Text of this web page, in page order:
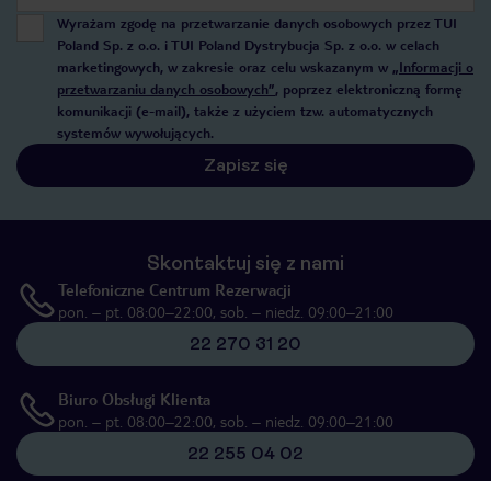
Wyrażam zgodę na przetwarzanie danych osobowych przez TUI
Poland Sp. z o.o. i TUI Poland Dystrybucja Sp. z o.o. w celach
marketingowych, w zakresie oraz celu wskazanym w „Informacji o
przetwarzaniu danych osobowych”, poprzez elektroniczną formę
komunikacji (e-mail), także z użyciem tzw. automatycznych
systemów wywołujących.
Zapisz się
Skontaktuj się z nami
Telefoniczne Centrum Rezerwacji
pon. – pt. 08:00–22:00, sob. – niedz. 09:00–21:00
22 270 31 20
Biuro Obsługi Klienta
pon. – pt. 08:00–22:00, sob. – niedz. 09:00–21:00
22 255 04 02